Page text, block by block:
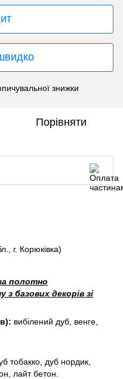
знижки
Порівняти
г. Корюківка)
полотно
базових декорів зі
вибілений дуб, венге,
тобакко, дуб нордик,
лайт бетон.